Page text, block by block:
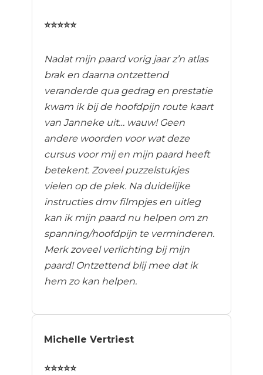
Nadat mijn paard vorig jaar z’n atlas
brak en daarna ontzettend
veranderde qua gedrag en prestatie
kwam ik bij de hoofdpijn route kaart
van Janneke uit… wauw! Geen
andere woorden voor wat deze
cursus voor mij en mijn paard heeft
betekent. Zoveel puzzelstukjes
vielen op de plek. Na duidelijke
instructies dmv filmpjes en uitleg
kan ik mijn paard nu helpen om zn
spanning/hoofdpijn te verminderen.
Merk zoveel verlichting bij mijn
paard! Ontzettend blij mee dat ik
hem zo kan helpen.
⭐⭐⭐⭐⭐
Michelle Vertriest
⭐⭐⭐⭐⭐